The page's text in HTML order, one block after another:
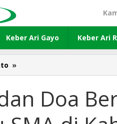
Keber Ari Gayo Keber Ari
»
Zikir
Doa
Bersama,
Sekda
Doa